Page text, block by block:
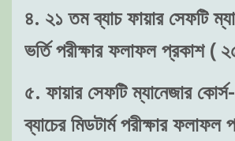
৪. ২১ তম ব্যাচ ফায়ার সেফটি
ভর্তি পরীক্ষার ফলাফল প্রকাশ
৫. ফায়ার সেফটি ম্যানেজার
ব্যাচের মিডটার্ম পরীক্ষার ফলাফল